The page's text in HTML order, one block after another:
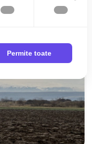
Permite toate